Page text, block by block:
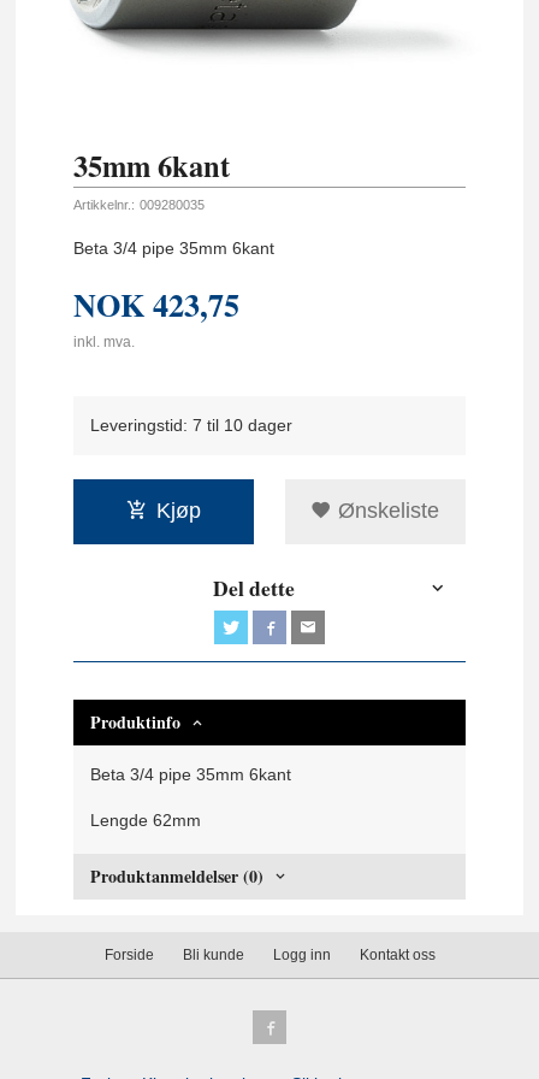
35mm 6kant
Artikkelnr.: 009280035
Beta 3/4 pipe 35mm 6kant
NOK423,75
inkl. mva.
Leveringstid: 7 til 10 dager
Kjøp Ønskeliste
Del dette
Produktinfo
Beta 3/4 pipe 35mm 6kant
Lengde 62mm
Produktanmeldelser (0)
Forside Bli kunde Logg inn Kontakt oss